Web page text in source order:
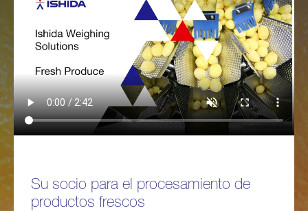
Su socio para el procesamiento de
productos frescos